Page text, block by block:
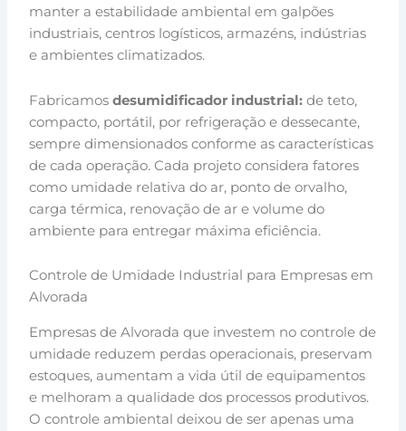
manter a estabilidade ambiental em galpões
industriais, centros logísticos, armazéns, indústrias
e ambientes climatizados.
Fabricamosdesumidificador industrial:de teto,
compacto, portátil, por refrigeração e dessecante,
sempre dimensionados conforme as características
de cada operação. Cada projeto considera fatores
como umidade relativa do ar, ponto de orvalho,
carga térmica, renovação de ar e volume do
ambiente para entregar máxima eficiência.
Controle de Umidade Industrial para Empresas em
Alvorada
Empresas de Alvorada que investem no controle de
umidade reduzem perdas operacionais, preservam
estoques, aumentam a vida útil de equipamentos
e melhoram a qualidade dos processos produtivos.
O controle ambiental deixou de ser apenas uma